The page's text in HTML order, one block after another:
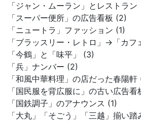
「ジャン・ムーラン」とレストラ
「スーパー便所」の広告看板 (2)
「ニュートラ」ファッション (1)
「ブラッスリー・レトロ」→「カフ
「今鶴」と「味平」 (3)
「兵」ナンバー (2)
「和風中華料理」の店だった春陽軒
「国民服を背広服に」の古い広告看
「国鉄調子」のアナウンス (1)
「大丸」「そごう」「三越」揃い踏